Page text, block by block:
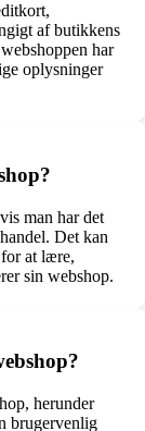
af butikkens
har
oplysninger
man har det
Det kan
at lære,
sin webshop.
herunder
brugervenlig